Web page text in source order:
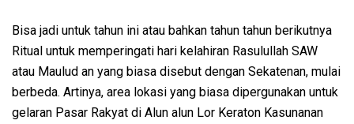
Bisa jadi untuk tahun ini atau bahkan tahun tahun berikutnya
Ritual untuk memperingati hari kelahiran Rasulullah SAW
atau Maulud an yang biasa disebut dengan Sekatenan, mulai
berbeda. Artinya, area lokasi yang biasa dipergunakan untuk
gelaran Pasar Rakyat di Alun alun Lor Keraton Kasunanan